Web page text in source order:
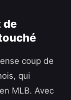
de
coup de
qui
MLB. Avec